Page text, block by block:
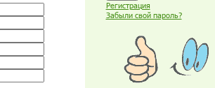
Регистрация
Забыли свой пароль?